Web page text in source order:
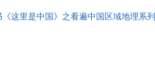
这里是中国》之看遍中国区域地理系